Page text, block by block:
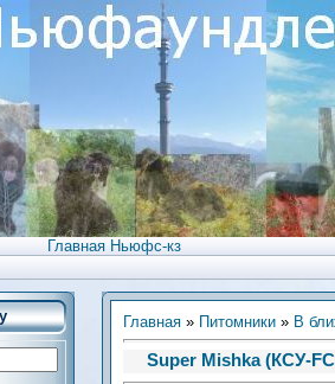
Главная Ньюфс-кз
Главная » Питомники » В
Super Mishka (КСУ-